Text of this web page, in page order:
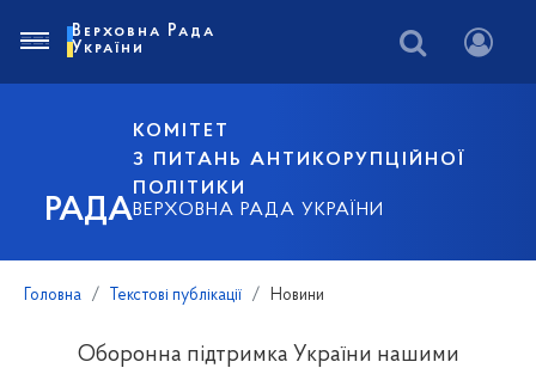
РАДА
КОМІТЕТ
З ПИТАНЬ АНТИКОРУПЦІЙНОЇ
ПОЛІТИКИ
ВЕРХОВНА РАДА УКРАЇНИ
Верховна Рада
України
Головна Текстові публікації Новини
Оборонна підтримка України нашими